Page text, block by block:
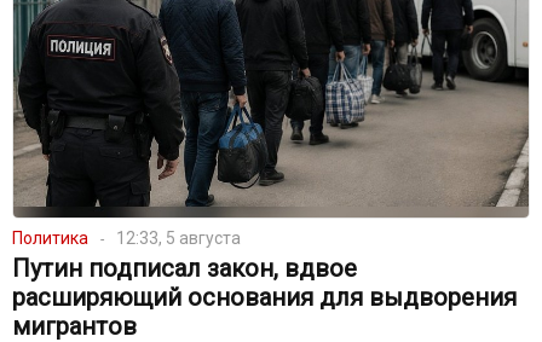
Политика 12:33, 5 августа
Путин подписал закон, вдвое
расширяющий основания для выдворения
мигрантов